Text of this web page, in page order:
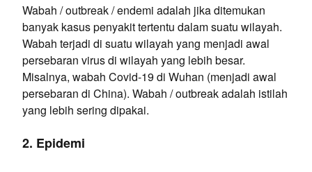
Wabah / outbreak / endemi adalah jika ditemukan
banyak kasus penyakit tertentu dalam suatu wilayah.
Wabah terjadi di suatu wilayah yang menjadi awal
persebaran virus di wilayah yang lebih besar.
Misalnya, wabah Covid-19 di Wuhan (menjadi awal
persebaran di China). Wabah / outbreak adalah istilah
yang lebih sering dipakai.
2. Epidemi